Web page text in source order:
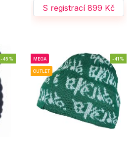
S registrací 899 Kč
-45% MEGA
OUTLET
-41%